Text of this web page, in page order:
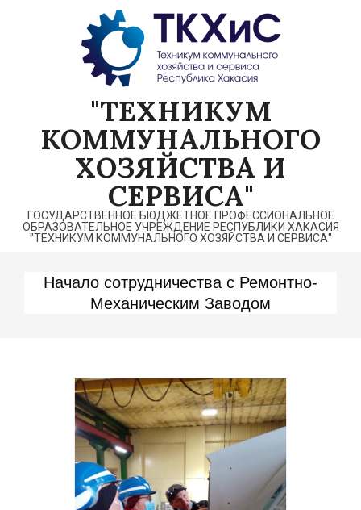
"ТЕХНИКУМ
КОММУНАЛЬНОГО
ХОЗЯЙСТВА И
СЕРВИСА"
ГОСУДАРСТВЕННОЕ БЮДЖЕТНОЕ ПРОФЕССИОНАЛЬНОЕ
ОБРАЗОВАТЕЛЬНОЕ УЧРЕЖДЕНИЕ РЕСПУБЛИКИ ХАКАСИЯ
"ТЕХНИКУМ КОММУНАЛЬНОГО ХОЗЯЙСТВА И СЕРВИСА"
Начало сотрудничества с Ремонтно-
Механическим Заводом